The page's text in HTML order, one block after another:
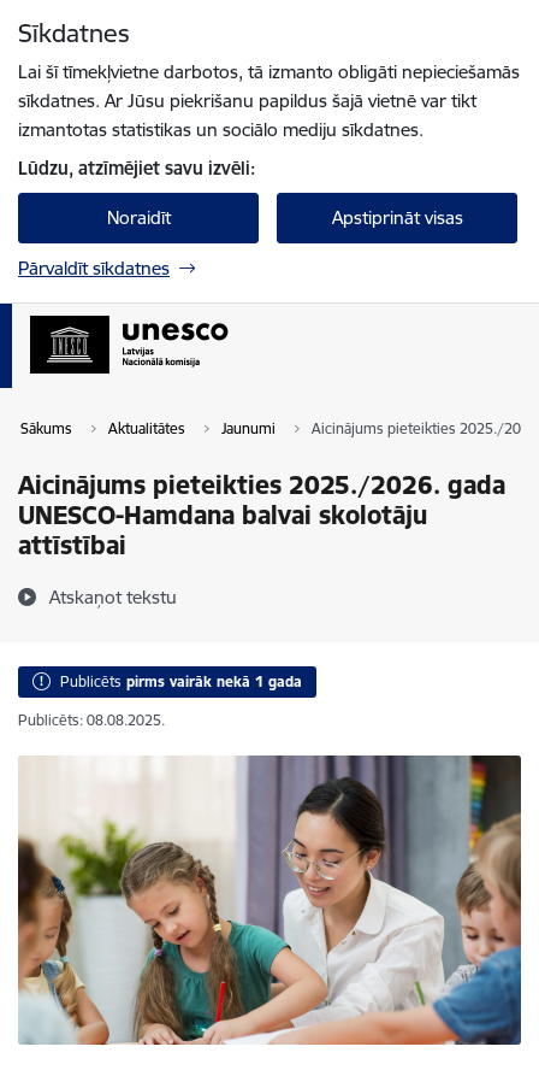
Sīkdatnes
Lai šī tīmekļvietne darbotos, tā izmanto obligāti nepieciešamās
sīkdatnes. Ar Jūsu piekrišanu papildus šajā vietnē var tikt
izmantotas statistikas un sociālo mediju sīkdatnes.
Lūdzu, atzīmējiet savu izvēli:
Noraidīt Apstiprināt visas
Pārvaldīt sīkdatnes
Sākums Aktualitātes Jaunumi Aicinājums pieteikties 2025./
Aicinājums pieteikties 2025./2026. gada
UNESCO-Hamdana balvai skolotāju
attīstībai
Atskaņot tekstu
Publicēts pirms vairāk nekā 1 gada
Publicēts: 08.08.2025.